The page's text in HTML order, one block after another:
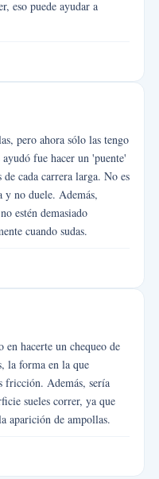
eso puede ayudar a
pero ahora sólo las tengo
fue hacer un 'puente'
cada carrera larga. No es
y no duele. Además,
estén demasiado
cuando sudas.
en hacerte un chequeo de
la forma en la que
fricción. Además, sería
sueles correr, ya que
aparición de ampollas.